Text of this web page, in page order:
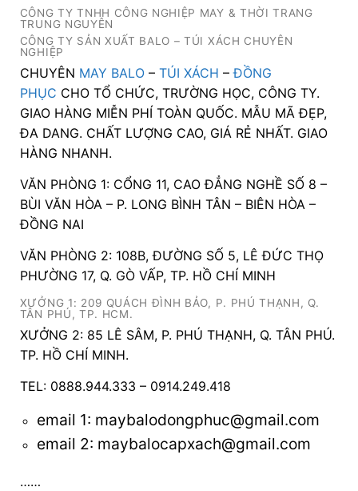
CÔNG TY TNHH CÔNG NGHIỆP MAY & THỜI TRANG
TRUNG NGUYÊN
CÔNG TY SẢN XUẤT BALO – TÚI XÁCH CHUYÊN
NGHIỆP
CHUYÊN MAY BALO– TÚI XÁCH –ĐỒNG
PHỤC CHO TỔ CHỨC, TRƯỜNG HỌC, CÔNG TY.
GIAO HÀNG MIỄN PHÍ TOÀN QUỐC. MẪU MÃ ĐẸP,
ĐA DANG. CHẤT LƯỢNG CAO, GIÁ RẺ NHẤT. GIAO
HÀNG NHANH.
VĂN PHÒNG 1: CỔNG 11, CAO ĐẲNG NGHỀ SỐ 8 –
BÙI VĂN HÒA – P. LONG BÌNH TÂN – BIÊN HÒA –
ĐỒNG NAI
VĂN PHÒNG 2: 108B, ĐƯỜNG SỐ 5, LÊ ĐỨC THỌ
PHƯỜNG 17, Q. GÒ VẤP, TP. HỒ CHÍ MINH
XƯỞNG 1: 209 QUÁCH ĐÌNH BẢO, P. PHÚ THẠNH, Q.
TÂN PHÚ, TP. HCM.
XƯỞNG 2: 85 LÊ SÂM, P. PHÚ THẠNH, Q. TÂN PHÚ.
TP. HỒ CHÍ MINH.
TEL: 0888.944.333 – 0914.249.418
email 1: maybalodongphuc@gmail.com
email 2: maybalocapxach@gmail.com
……